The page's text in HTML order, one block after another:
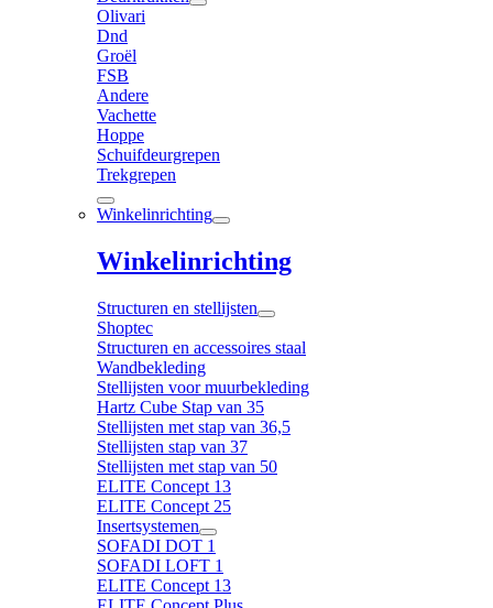
Olivari
Dnd
Groël
FSB
Andere
Vachette
Hoppe
Schuifdeurgrepen
Trekgrepen
Winkelinrichting
Winkelinrichting
Structuren en stellijsten
Shoptec
Structuren en accessoires staal
Wandbekleding
Stellijsten voor muurbekleding
Hartz Cube Stap van 35
Stellijsten met stap van 36,5
Stellijsten stap van 37
Stellijsten met stap van 50
ELITE Concept 13
ELITE Concept 25
Insertsystemen
SOFADI DOT 1
SOFADI LOFT 1
ELITE Concept 13